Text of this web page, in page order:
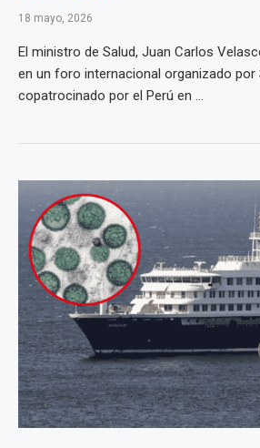
18 mayo, 2026
El ministro de Salud, Juan Carlos
en un foro internacional organizado por
copatrocinado por el Perú en ...